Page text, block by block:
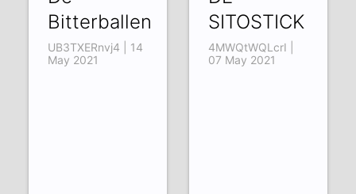
Bitterballen
UB3TXERnvj4 | 14
May 2021
SITOSTICK
4MWQtWQLcrI |
07 May 2021